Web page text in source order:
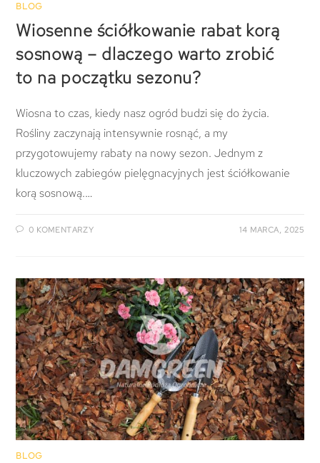
BLOG
Wiosenne ściółkowanie rabat korą
sosnową – dlaczego warto zrobić
to na początku sezonu?
Wiosna to czas, kiedy nasz ogród budzi się do życia.
Rośliny zaczynają intensywnie rosnąć, a my
przygotowujemy rabaty na nowy sezon. Jednym z
kluczowych zabiegów pielęgnacyjnych jest ściółkowanie
korą sosnową.…
0 KOMENTARZY 14 MARCA, 2025
BLOG